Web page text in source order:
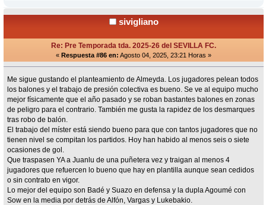
sivigliano
Re: Pre Temporada tda. 2025-26 del SEVILLA FC.
« Respuesta #86 en: Agosto 04, 2025, 23:21 Horas »
Me sigue gustando el planteamiento de Almeyda. Los jugadores pelean todos
los balones y el trabajo de presión colectiva es bueno. Se ve al equipo mucho
mejor físicamente que el año pasado y se roban bastantes balones en zonas
de peligro para el contrario. También me gusta la rapidez de los desmarques
tras robo de balón.
El trabajo del míster está siendo bueno para que con tantos jugadores que no
tienen nivel se compitan los partidos. Hoy han habido al menos seis o siete
ocasiones de gol.
Que traspasen YA a Juanlu de una puñetera vez y traigan al menos 4
jugadores que refuercen lo bueno que hay en plantilla aunque sean cedidos
o sin contrato en vigor.
Lo mejor del equipo son Badé y Suazo en defensa y la dupla Agoumé con
Sow en la media por detrás de Alfón, Vargas y Lukebakio.